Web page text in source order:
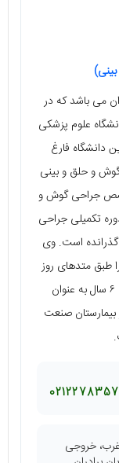
متولد تیر ماه ۱۳۵۳ در تهران می‌ باشد که در
علوم پزشکی
شود. ایشان در سال ۱۳۸۰ از این دانشگاه فارغ
و حلق و بینی
دکتر شادابی در سال ۱۳۸۵ تخصص جراحی گوش و
تکمیلی جراحی
است. وی
طبق متدهای روز
دنیا به شما عزیزان ارائه می‌ دهد و به مدت ۶ سال به عنوان
صنعت
غرب، خروجی